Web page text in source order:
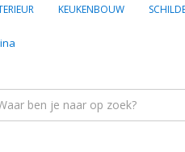
KEUKENBOUW